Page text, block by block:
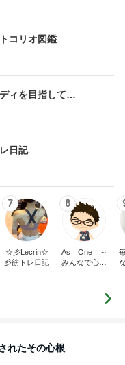
コリオ図鑑
ィを目指して…
日記
7
☆彡Lecrin☆
彡筋トレ日記
8
As One ～
みんなで心を
れたその心根